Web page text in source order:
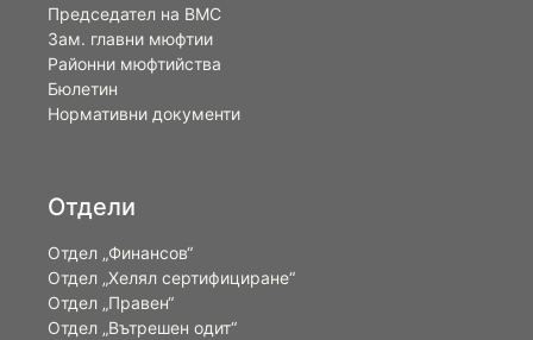
Председател на ВМС
Зам. главни мюфтии
Районни мюфтийства
Бюлетин
Нормативни документи
Отдели
Отдел „Финансов“
Отдел „Хелял сертифициране“
Отдел „Правен“
Отдел „Вътрешен одит“